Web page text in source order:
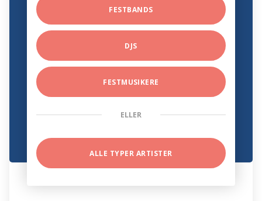
FESTBANDS
DJS
FESTMUSIKERE
ELLER
ALLE TYPER ARTISTER